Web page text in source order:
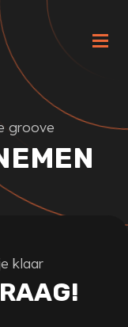
groove
klaar